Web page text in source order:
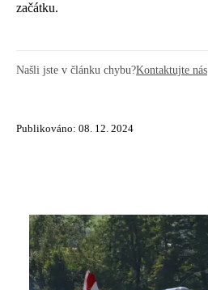
začátku.
Našli jste v článku chybu?Kontaktujte nás
Publikováno: 08. 12. 2024